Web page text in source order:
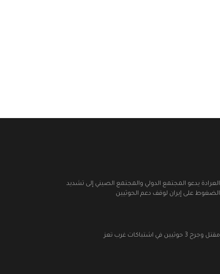
العرادة يدعو المجتمع الدولي والمجتمع الصيني إلى تشديد
الضغوط على إيران لوقف دعم الحوثيين
مقتل وجرح 3 حوثيين في اشتباكات غرب تعز